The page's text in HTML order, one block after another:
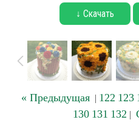
↓ Скачать
« Предыдущая| 122 123
130 131 132 |